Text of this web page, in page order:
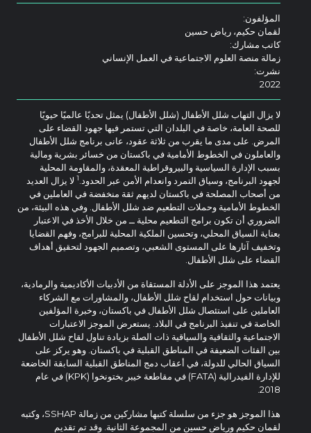
المؤلفون:
لقمان حكيم، رياض حسين
كاتب مشارك:
زمالة منصة العلوم الاجتماعية في العمل الإنساني
نشرت:
2022
لا يزال التهاب شلل الأطفال (شلل الأطفال) يمثل تحديًا عالميًا حيويًا
للصحة العامة، خاصة في البلدان التي تستمر فيها جهود القضاء على
المرض. على مدى ما يقرب من ثلاثة عقود، عانى برنامج شلل الأطفال
والعاملون في الخطوط الأمامية في باكستان من خسائر بشرية ومالية
بسبب الإدارة السياسية والبيروقراطية المعقدة، والمقاومة المحلية
لجهود البرنامج، وسياق التمرد وانعدام الأمن عبر الحدود. لا يزال العديد
من أصحاب المصلحة في باكستان لديهم ثقة منخفضة في العاملين في
الخطوط الأمامية وحملات التطعيم ضد شلل الأطفال. وفي هذه البيئة، من
الضروري أن تكون برامج التطعيم محلية ــ من خلال الأخذ في الاعتبار
بعناية السياق المحلي، وتحسين الملكية المحلية للبرامج، وفهم القضايا
وتخفيف آثارها على المستوى الشعبي، وتصميم الجهود لتحقيق أهداف
القضاء على شلل الأطفال.
يعتمد هذا الموجز على الأدلة المستقاة من الأدبيات الأكاديمية والرمادية،
وبيانات حول استخدام لقاح شلل الأطفال، والمشاورات مع الشركاء
العاملين على استئصال شلل الأطفال في باكستان، وخبرة المؤلفين
الخاصة في تنفيذ البرنامج في البلاد. يستعرض الموجز الاعتبارات
الاجتماعية والثقافية والسياقية ذات الصلة بزيادة تناول لقاح شلل الأطفال
بين الفئات الضعيفة في المناطق القبلية في باكستان. وهو يركز على
السياق الحالي للدولة، في أعقاب دمج المناطق القبلية السابقة الخاضعة
للإدارة الفيدرالية (FATA) في مقاطعة خيبر بختونخوا (KPK) في عام
2018.
هذا الموجز هو جزء من سلسلة كتبها مشاركين من زمالة SSHAP، وكتبه
لقمان حكيم ورياض حسين من المجموعة الثانية. وقد تم تقديم